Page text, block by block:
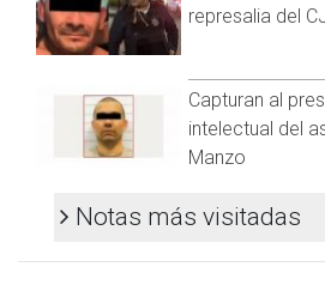
represalia del
Capturan al
intelectual del
Manzo
Notas más visitadas